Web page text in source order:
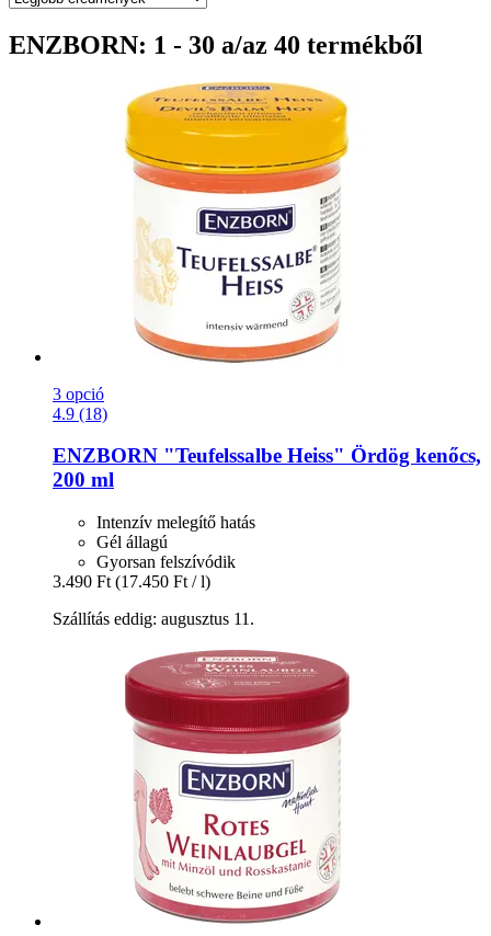
ENZBORN: 1 - 30 a/az 40 termékből
3 opció
4.9 (18)
ENZBORN "Teufelssalbe Heiss" Ördög kenőcs,
200 ml
Intenzív melegítő hatás
Gél állagú
Gyorsan felszívódik
3.490 Ft (17.450 Ft / l)
Szállítás eddig: augusztus 11.